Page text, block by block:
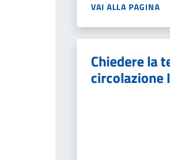
VAI ALLA PAGINA
Chiedere la
circolazione